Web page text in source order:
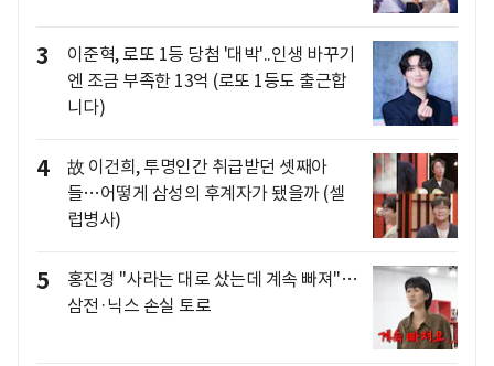
3
이준혁, 로또 1등 당첨 '대박'..인생 바꾸기
엔 조금 부족한 13억 (로또 1등도 출근합
니다)
4
故 이건희, 투명인간 취급받던 셋째아
들…어떻게 삼성의 후계자가 됐을까 (셀
럽병사)
5
홍진경 "사라는 대로 샀는데 계속 빠져"…
삼전·닉스 손실 토로